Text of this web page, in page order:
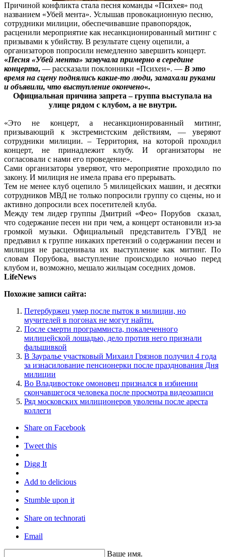
Причиной конфликта стала песня команды «Психея» под
названием «Убей мента». Услышав провокационную песню,
сотрудники милиции, обеспечивавшие правопорядок,
расценили мероприятие как несанкционированный митинг с
призывами к убийству. В результате сцену оцепили, а
организаторов попросили немедленно завершить концерт.
«Песня «Убей мента» зазвучала примерно в середине
концерта, — рассказали поклонники «Психеи». — В это
время на сцену поднялись какие-то люди, замахали руками
и объявили, что выступление окончено«.
Официальная причина запрета – группа выступала на
улице рядом с клубом, а не внутри.
«Это не концерт, а несанкционированный митинг,
призывающий к экстремистским действиям, — уверяют
сотрудники милиции. – Территория, на которой проходил
концерт, не принадлежит клубу. И организаторы не
согласовали с нами его проведение».
Сами организаторы уверяют, что мероприятие проходило по
закону. И милиция не имела права его прерывать.
Тем не менее клуб оцепило 5 милицейских машин, и десятки
сотрудников МВД не только попросили группу со сцены, но и
активно допросили всех посетителей клуба.
Между тем лидер группы Дмитрий «Фео» Порубов сказал,
что содержание песен ни при чем, а концерт остановили из-за
громкой музыки. Официальный представитель ГУВД не
предъявил к группе никаких претензий о содержании песен и
милиция не расценивала их выступление как митинг. По
словам Порубова, выступление проиcходило ночью перед
клубом и, возможно, мешало жильцам соседних домов.
LifeNews
Похожие записи сайта:
Петербуржец умер после пыток в милиции, но
мучителей в погонах не могут найти.
После смерти программиста, покалеченного
милицейской лошадью, дело против него признали
фальшивкой
В Зауралье участковый Михаил Грязнов получил 4 года
за изнасилование пенсионерки после празднования Дня
милиции
Во Владивостоке омоновец признался в избиении
скончавшегося человека после просмотра видеозаписи
Ряд московских милиционеров уволены после ареста
коллеги
Share on Facebook
Tweet this
Digg It
Add to delicious
Stumble upon it
Share on technorati
Email
Ваше имя.